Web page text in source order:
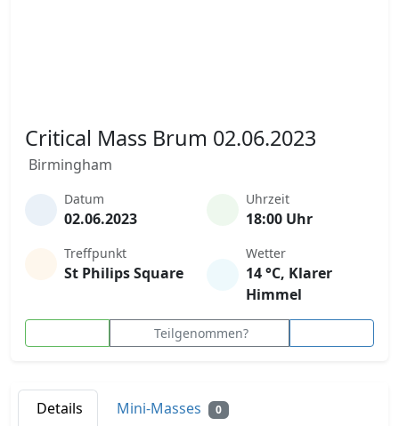
Critical Mass Brum 02.06.2023
Birmingham
Datum
02.06.2023
Uhrzeit
18:00 Uhr
Treffpunkt
St Philips Square
Wetter
14 °C, Klarer
Himmel
Teilgenommen?
Details Mini-Masses 0